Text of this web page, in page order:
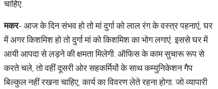
चाहिए.
मकर- आज के दिन संभव हो तो मां दुर्गा को लाल रंग के वस्त्र पहनाएं, घर
में अगर किशमिश हो तो दुर्गा मां को किशमिश का भोग लगाएं. इससे घर में
आयी आपदा से लड़ने की क्षमता मिलेगी. ऑफिस के काम सुचारू रूप से
करते चले, तो वहीं दूसरी ओर सहकर्मियों के साथ कम्युनिकेशन गैप
बिल्कुल नहीं रखना चाहिए, कार्य का विवरण लेते रहना होगा. जो व्यापारी